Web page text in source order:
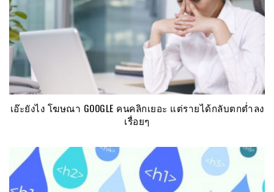
เอ๊ะยังไง โฆษณา GOOGLE คนคลิกเยอะ แต่รายได้กลับตกต่ำลง
เรื่อยๆ